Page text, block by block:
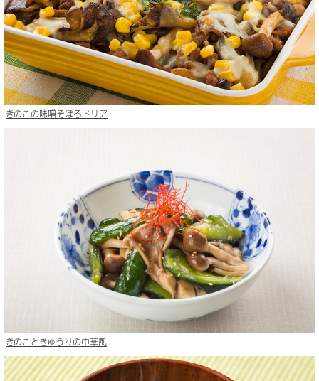
きのこの味噌そぼろドリア
きのこときゅうりの中華風